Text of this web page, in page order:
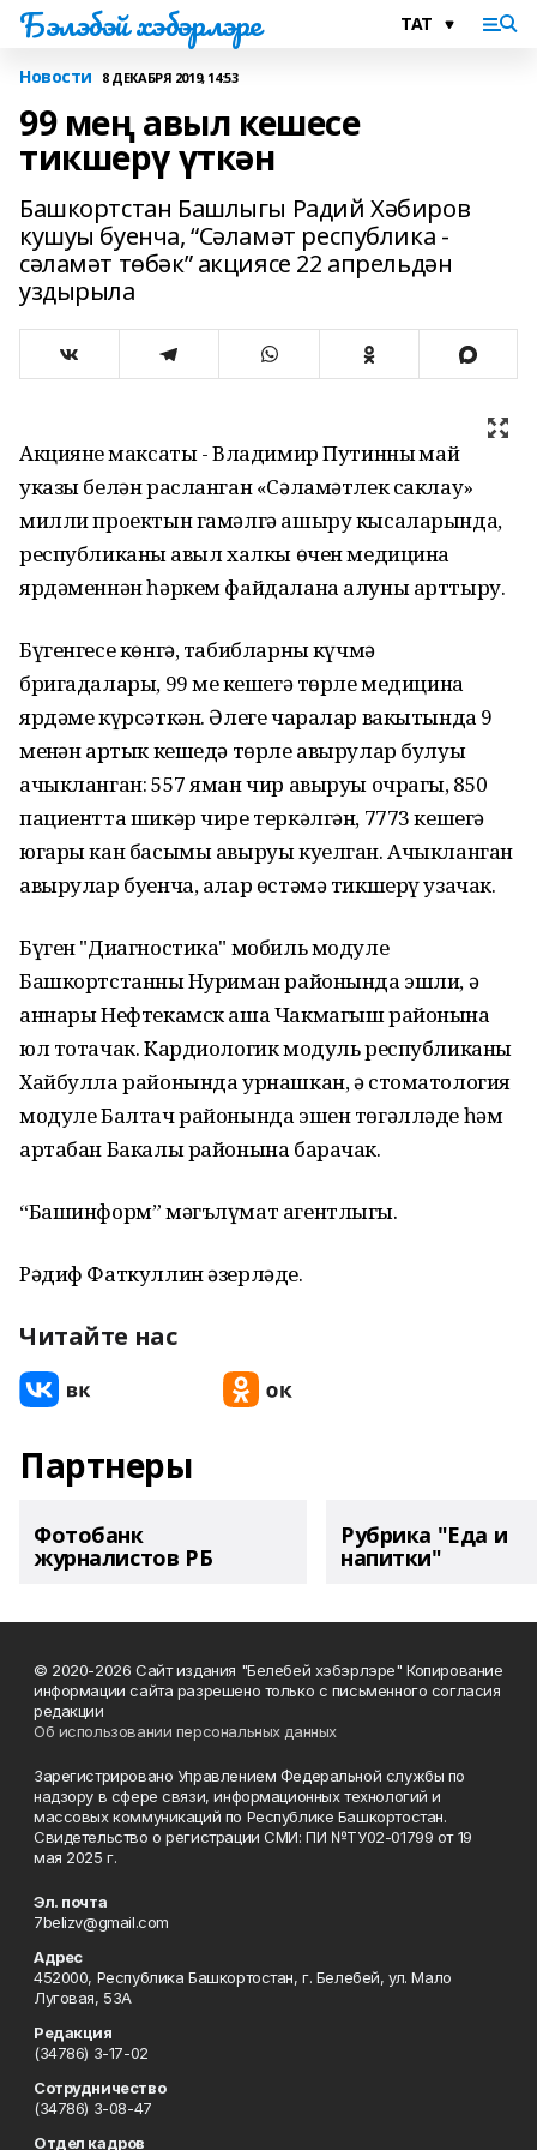
Бэлэбэй хэбэрлэре
Новости 8 ДЕКАБРЯ 2019, 14:53
99 мең авыл кешесе
тикшерү үткән
Башкортстан Башлыгы Радий Хәбиров
кушуы буенча, “Сәламәт республика -
сәламәт төбәк” акциясе 22 апрельдән
уздырыла
Акциянең максаты - Владимир Путинның май
указы белән расланган «Сәламәтлек саклау»
милли проектын гамәлгә ашыру кысаларында,
республиканың авыл халкы өчен медицина
ярдәменнән һәркем файдалана алуны арттыру.
Бүгенгесе көнгә, табибларның күчмә
бригадалары, 99 мең кешегә төрле медицина
ярдәме күрсәткән. Әлеге чаралар вакытында 9
меңнән артык кешедә төрле авырулар булуы
ачыкланган: 557 яман чир авыруы очрагы, 850
пациентта шикәр чире теркәлгән, 7773 кешегә
югары кан басымы авыруы куелган. Ачыкланган
авырулар буенча, алар өстәмә тикшерү узачак.
Бүген "Диагностика" мобиль модуле
Башкортстанның Нуриман районында эшли, ә
аннары Нефтекамск аша Чакмагыш районына
юл тотачак. Кардиологик модуль республиканың
Хайбулла районында урнашкан, ә стоматология
модуле Балтач районында эшен төгәлләде һәм
артабан Бакалы районына барачак.
“Башинформ” мәгълүмат агентлыгы.
Рәдиф Фаткуллин әзерләде.
Читайте нас
Партнеры
Фотобанк
журналистов РБ
Рубрика "Еда и
напитки"
© 2020-2026 Сайт издания "Белебей хэбэрлэре" Копирование
информации сайта разрешено только с письменного согласия
редакции
Об использовании персональных данных
Зарегистрировано Управлением Федеральной службы по
надзору в сфере связи, информационных технологий и
массовых коммуникаций по Республике Башкортостан.
Свидетельство о регистрации СМИ: ПИ №ТУ02-01799 от 19
мая 2025 г.
Эл. почта
7belizv@gmail.com
Адрес
452000, Республика Башкортостан, г. Белебей, ул. Мало
Луговая, 53А
Редакция
(34786) 3-17-02
Сотрудничество
(34786) 3-08-47
Отдел кадров